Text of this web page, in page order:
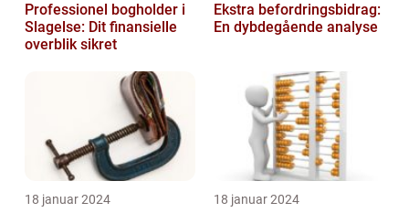
Professionel bogholder i
Slagelse: Dit finansielle
overblik sikret
Ekstra befordringsbidrag:
En dybdegående analyse
18 januar 2024 18 januar 2024